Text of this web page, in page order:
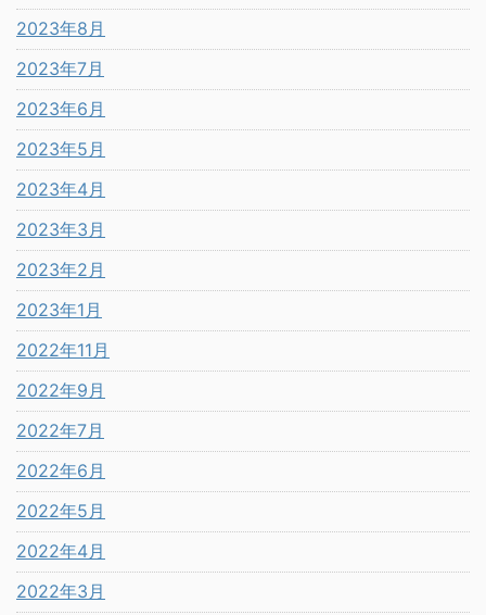
2023年8月
2023年7月
2023年6月
2023年5月
2023年4月
2023年3月
2023年2月
2023年1月
2022年11月
2022年9月
2022年7月
2022年6月
2022年5月
2022年4月
2022年3月